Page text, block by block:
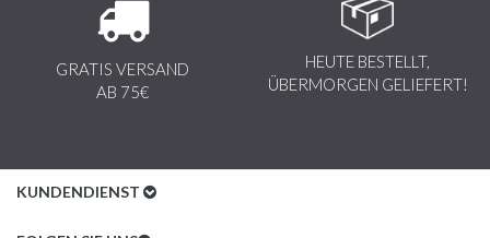
GRATIS VERSAND
AB 75€
HEUTE BESTELLT,
ÜBERMORGEN GELIEFERT!
KUNDENDIENST
Kundenservice